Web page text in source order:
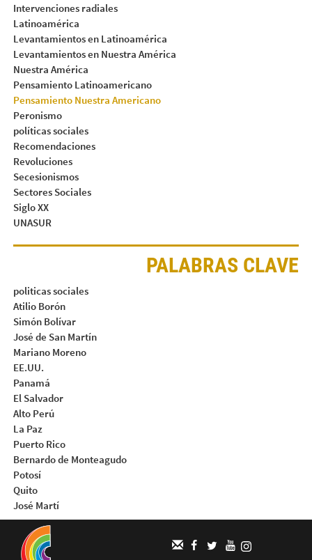
Intervenciones radiales
Latinoamérica
Levantamientos en Latinoamérica
Levantamientos en Nuestra América
Nuestra América
Pensamiento Latinoamericano
Pensamiento Nuestra Americano
Peronismo
políticas sociales
Recomendaciones
Revoluciones
Secesionismos
Sectores Sociales
Siglo XX
UNASUR
PALABRAS CLAVE
politicas sociales
Atilio Borón
Simón Bolívar
José de San Martín
Mariano Moreno
EE.UU.
Panamá
El Salvador
Alto Perú
La Paz
Puerto Rico
Bernardo de Monteagudo
Potosí
Quito
José Martí